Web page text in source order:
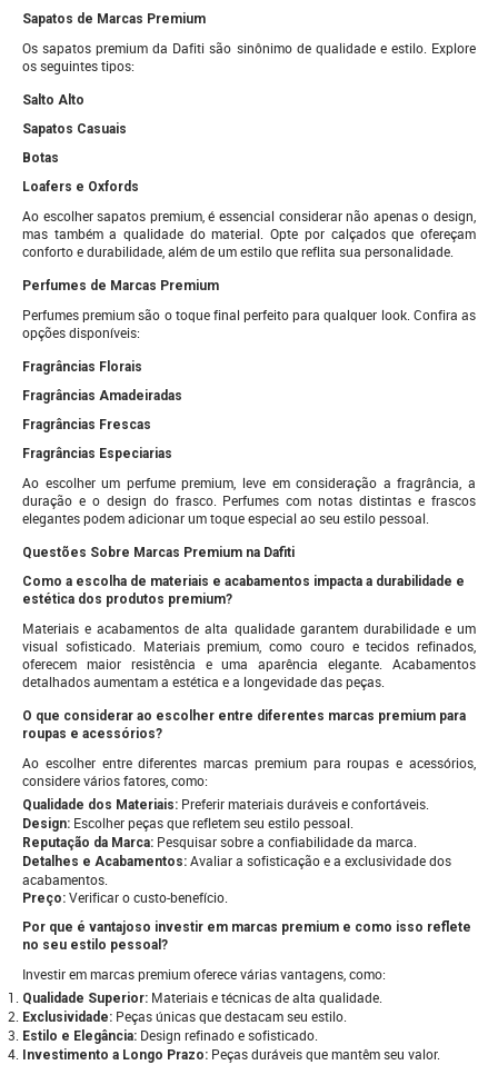
Sapatos de Marcas Premium
Os sapatos premium da Dafiti são sinônimo de qualidade e estilo. Explore
os seguintes tipos:
Salto Alto
Sapatos Casuais
Botas
Loafers e Oxfords
Ao escolher sapatos premium, é essencial considerar não apenas o design,
mas também a qualidade do material. Opte por calçados que ofereçam
conforto e durabilidade, além de um estilo que reflita sua personalidade.
Perfumes de Marcas Premium
Perfumes premium são o toque final perfeito para qualquer look. Confira as
opções disponíveis:
Fragrâncias Florais
Fragrâncias Amadeiradas
Fragrâncias Frescas
Fragrâncias Especiarias
Ao escolher um perfume premium, leve em consideração a fragrância, a
duração e o design do frasco. Perfumes com notas distintas e frascos
elegantes podem adicionar um toque especial ao seu estilo pessoal.
Questões Sobre Marcas Premium na Dafiti
Como a escolha de materiais e acabamentos impacta a durabilidade e
estética dos produtos premium?
Materiais e acabamentos de alta qualidade garantem durabilidade e um
visual sofisticado. Materiais premium, como couro e tecidos refinados,
oferecem maior resistência e uma aparência elegante. Acabamentos
detalhados aumentam a estética e a longevidade das peças.
O que considerar ao escolher entre diferentes marcas premium para
roupas e acessórios?
Ao escolher entre diferentes marcas premium para roupas e acessórios,
considere vários fatores, como:
Qualidade dos Materiais: Preferir materiais duráveis e confortáveis.
Design: Escolher peças que refletem seu estilo pessoal.
Reputação da Marca: Pesquisar sobre a confiabilidade da marca.
Detalhes e Acabamentos: Avaliar a sofisticação e a exclusividade dos
acabamentos.
Preço: Verificar o custo-benefício.
Por que é vantajoso investir em marcas premium e como isso reflete
no seu estilo pessoal?
Investir em marcas premium oferece várias vantagens, como:
Qualidade Superior: Materiais e técnicas de alta qualidade.
Exclusividade: Peças únicas que destacam seu estilo.
Estilo e Elegância: Design refinado e sofisticado.
Investimento a Longo Prazo: Peças duráveis que mantêm seu valor.